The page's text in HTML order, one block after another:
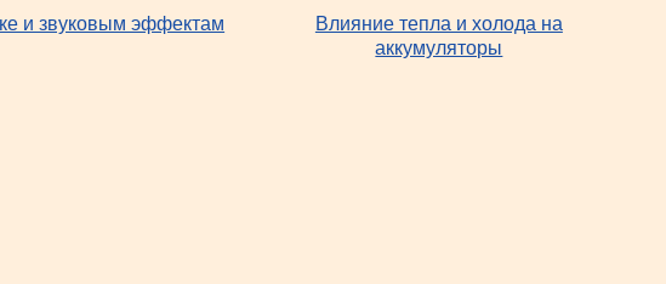
и звуковым эффектам
Влияние тепла и холода на
аккумуляторы